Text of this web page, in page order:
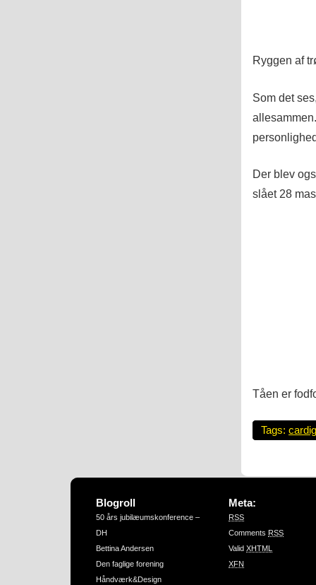
Ryggen af
Som det
Der blev
slået 28
Tåen er
Tags:
Blogroll
50 års jubilæumskonference –
DH
Bettina Andersen
Den faglige forening
Håndværk&Design
Meta:
RSS
Comments RSS
Valid XHTML
XFN